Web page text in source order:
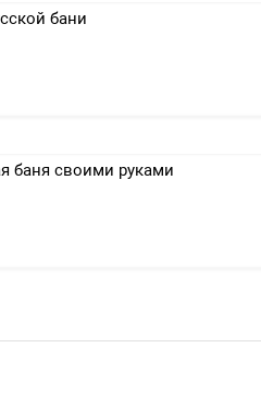
бани
баня своими руками